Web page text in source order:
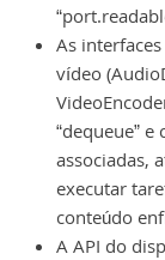
As
vídeo
“dequeue”
associadas,
executar
conteúdo
A API do